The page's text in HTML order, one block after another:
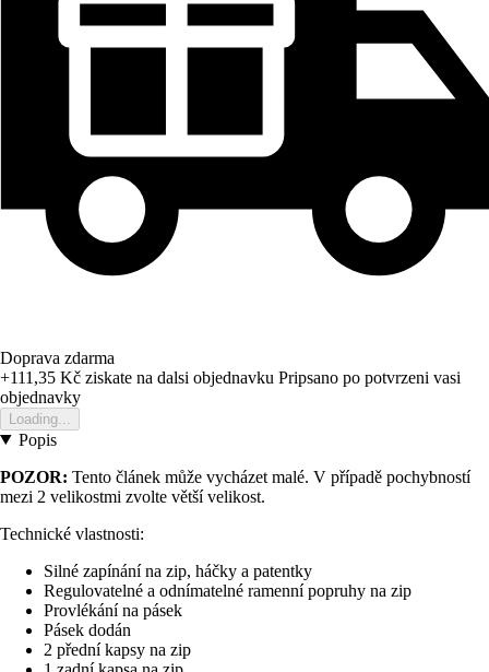
Doprava zdarma
+111,35 Kč ziskate na dalsi objednavku Pripsano po potvrzeni vasi
objednavky
Loading...
Popis
POZOR: Tento článek může vycházet malé. V případě pochybností
mezi 2 velikostmi zvolte větší velikost.
Technické vlastnosti:
Silné zapínání na zip, háčky a patentky
Regulovatelné a odnímatelné ramenní popruhy na zip
Provlékání na pásek
Pásek dodán
2 přední kapsy na zip